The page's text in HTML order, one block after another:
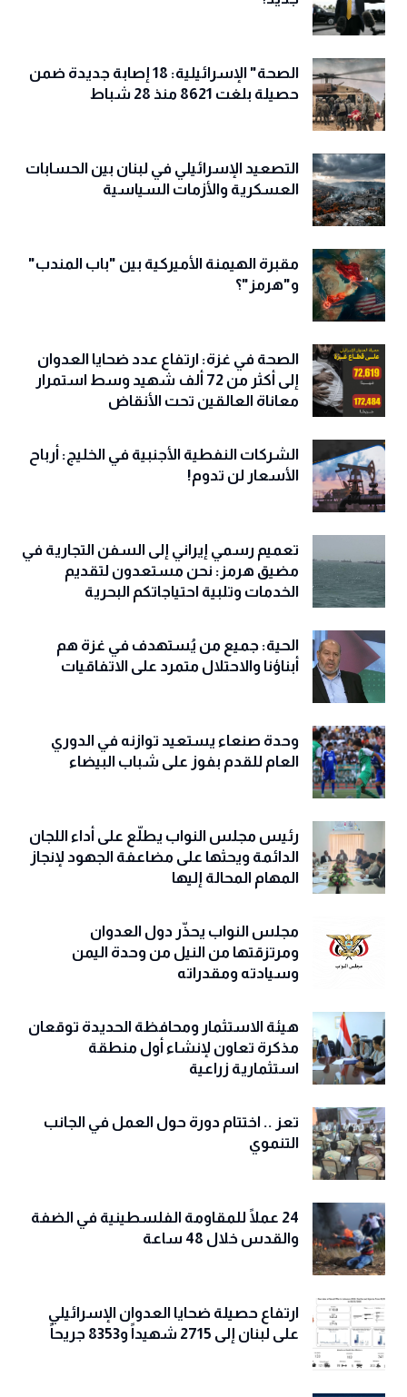
الصحة" الإسرائيلية: 18 إصابة جديدة ضمن
حصيلة بلغت 8621 منذ 28 شباط
التصعيد الإسرائيلي في لبنان بين الحسابات
العسكرية والأزمات السياسية
مقبرة الهيمنة الأميركية بين "باب المندب"
و"هرمز"؟
الصحة في غزة: ارتفاع عدد ضحايا العدوان
إلى أكثر من 72 ألف شهيد وسط استمرار
معاناة العالقين تحت الأنقاض
الشركات النفطية الأجنبية في الخليج: أرباح
الأسعار لن تدوم!
تعميم رسمي إيراني إلى السفن التجارية في
مضيق هرمز: نحن مستعدون لتقديم
الخدمات وتلبية احتياجاتكم البحرية
الحية: جميع من يُستهدف في غزة هم
أبناؤنا والاحتلال متمرد على الاتفاقيات
وحدة صنعاء يستعيد توازنه في الدوري
العام للقدم بفوز على شباب البيضاء
رئيس مجلس النواب يطلّع على أداء اللجان
الدائمة ويحثها على مضاعفة الجهود لإنجاز
المهام المحالة إليها
مجلس النواب يحذّّر دول العدوان
ومرتزقتها من النيل من وحدة اليمن
وسيادته ومقدراته
هيئة الاستثمار ومحافظة الحديدة توقعان
مذكرة تعاون لإنشاء أول منطقة
استثمارية زراعية
تعز .. اختتام دورة حول العمل في الجانب
التنموي
24 عملًا للمقاومة الفلسطينية في الضفة
والقدس خلال 48 ساعة
ارتفاع حصيلة ضحايا العدوان الإسرائيلي
على لبنان إلى 2715 شهيداً و8353 جريحاً